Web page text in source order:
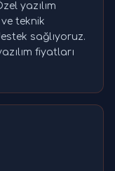
yazılım
teknik
sağlıyoruz.
fiyatları